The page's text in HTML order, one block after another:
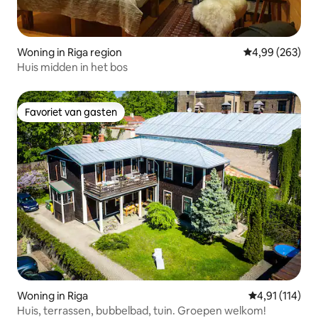
Woning in Riga region Gemiddelde
4,99 (263)
Huis midden in het bos
Favoriet van gasten
Favoriet van gasten
Woning in Riga Gemiddelde
4,91 (114)
Huis, terrassen, bubbelbad, tuin. Groepen welkom!